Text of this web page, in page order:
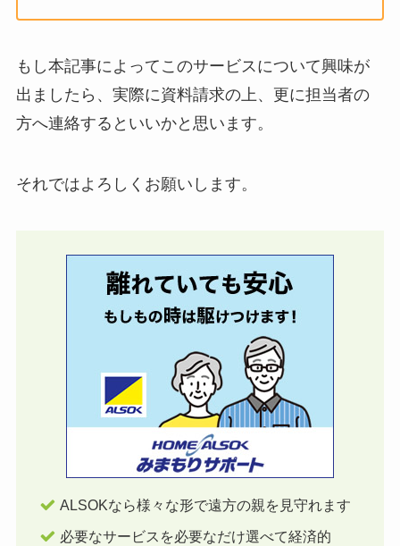
もし本記事によってこのサービスについて興味が
出ましたら、実際に資料請求の上、更に担当者の
方へ連絡するといいかと思います。
それではよろしくお願いします。
ALSOKなら様々な形で遠方の親を見守れます
必要なサービスを必要なだけ選べて経済的